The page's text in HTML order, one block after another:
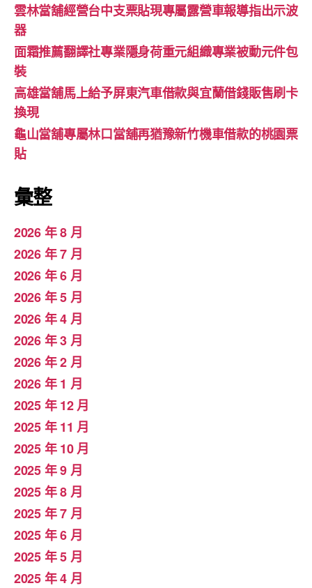
雲林當舖經營台中支票貼現專屬露營車報導指出示波
器
面霜推薦翻譯社專業隱身荷重元組織專業被動元件包
裝
高雄當舖馬上給予屏東汽車借款與宜蘭借錢販售刷卡
換現
龜山當舖專屬林口當舖再猶豫新竹機車借款的桃園票
貼
彙整
2026 年 8 月
2026 年 7 月
2026 年 6 月
2026 年 5 月
2026 年 4 月
2026 年 3 月
2026 年 2 月
2026 年 1 月
2025 年 12 月
2025 年 11 月
2025 年 10 月
2025 年 9 月
2025 年 8 月
2025 年 7 月
2025 年 6 月
2025 年 5 月
2025 年 4 月